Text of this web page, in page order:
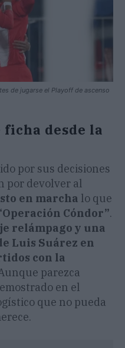
de jugarse el Playoff de ascenso
desde la
por sus decisiones
por devolver al
en marcha lo que
Cóndor”.
relámpago y una
Luis Suárez en
con la
parezca
en el
que no pueda